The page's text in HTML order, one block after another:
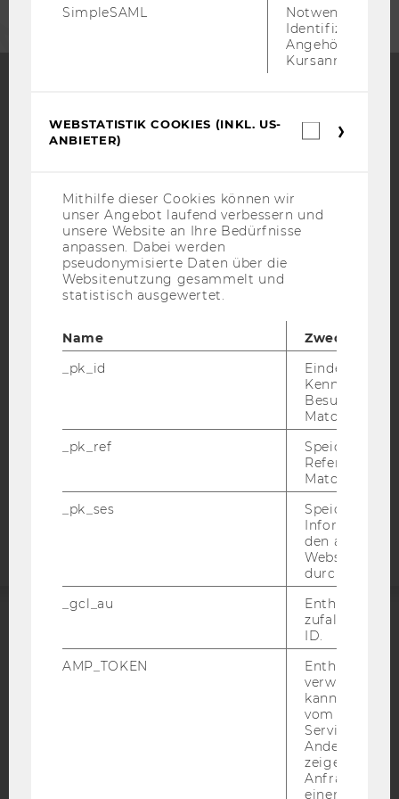
IMPRESSUM
BARRIEREFREIHEITSERKLÄRUNG WEBSEITE
DATENSCHUTZERKLÄRUNG
DATENSCHUTZERKLÄRUNG SOCIAL MEDIA
STUDIENBEWERBER*INNEN UND STUDIERENDE
Barrierefreiheitserklärung
EQUIS
SimpleSAML
Notwendig zur
Identifizierung
Angehörige/r für
Kursanmeldung.
WEBSTATISTIK COOKIES (INKL. US-
ANBIETER)
Mithilfe dieser Cookies können wir
unser Angebot laufend verbessern und
unsere Website an Ihre Bedürfnisse
anpassen. Dabei werden
pseudonymisierte Daten über die
Websitenutzung gesammelt und
statistisch ausgewertet.
Name
Zweck
_pk_id
Eindeutige
Besuchers
Matomo.
_pk_ref
Speicherung
Referrers
Matomo.
_pk_ses
Speicherung
den aktuellen
durch
_gcl_au
Enthält eine
ID.
AMP_TOKEN
Enthält ein
verwendet
kann, um
vom AMP-
Service
Andere
zeigen Opt-
Anfrage im
einen Fehler